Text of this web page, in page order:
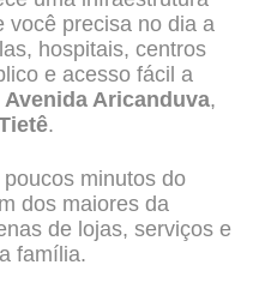
você precisa no dia a
hospitais, centros
e acesso fácil a
Avenida Aricanduva,
.
minutos do
dos maiores da
de lojas, serviços e
família.